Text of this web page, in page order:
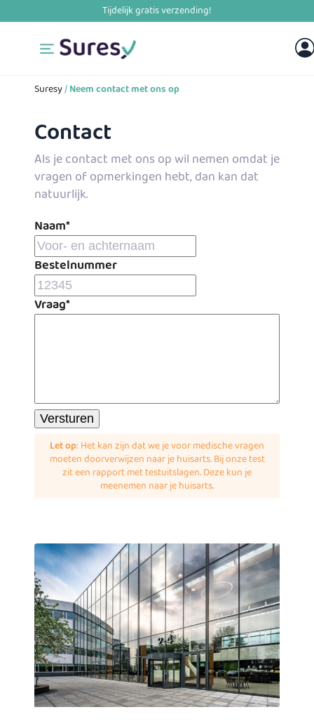
to
content
Suresy/Neem contact met ons op
Contact
Als je contact met ons op wil nemen omdat je
vragen of opmerkingen hebt, dan kan dat
natuurlijk.
Naam*
Bestelnummer
Vraag*
Let op: Het kan zijn dat we je voor medische vragen
moeten doorverwijzen naar je huisarts. Bij onze test
zit een rapport met testuitslagen. Deze kun je
meenemen naar je huisarts.